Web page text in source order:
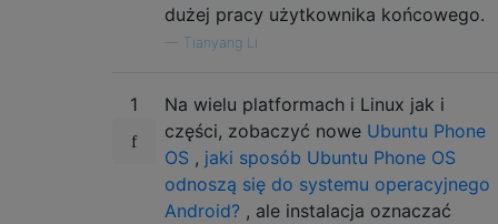
dużej pracy użytkownika końcowego.
Tianyang Li
1
Na wielu platformach i Linux jak i
części, zobaczyć nowe Ubuntu Phone
OS , jaki sposób Ubuntu Phone OS
odnoszą się do systemu operacyjnego
Android? , ale instalacja oznaczać